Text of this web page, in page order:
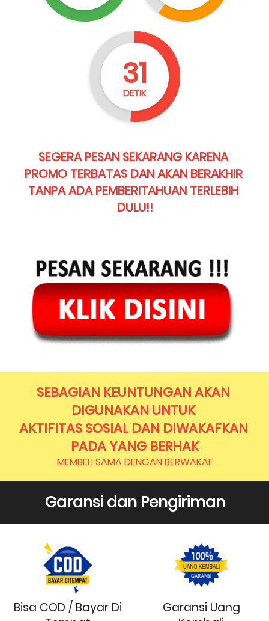
30
DETIK
SEGERA PESAN SEKARANG KARENA
PROMO TERBATAS DAN AKAN BERAKHIR
TANPA ADA PEMBERITAHUAN TERLEBIH
DULU!!
SEBAGIAN KEUNTUNGAN AKAN
DIGUNAKAN UNTUK
AKTIFITAS SOSIAL DAN DIWAKAFKAN
PADA YANG BERHAK
MEMBELI SAMA DENGAN BERWAKAF
Garansi dan Pengiriman
Bisa COD / Bayar Di
Garansi Uang